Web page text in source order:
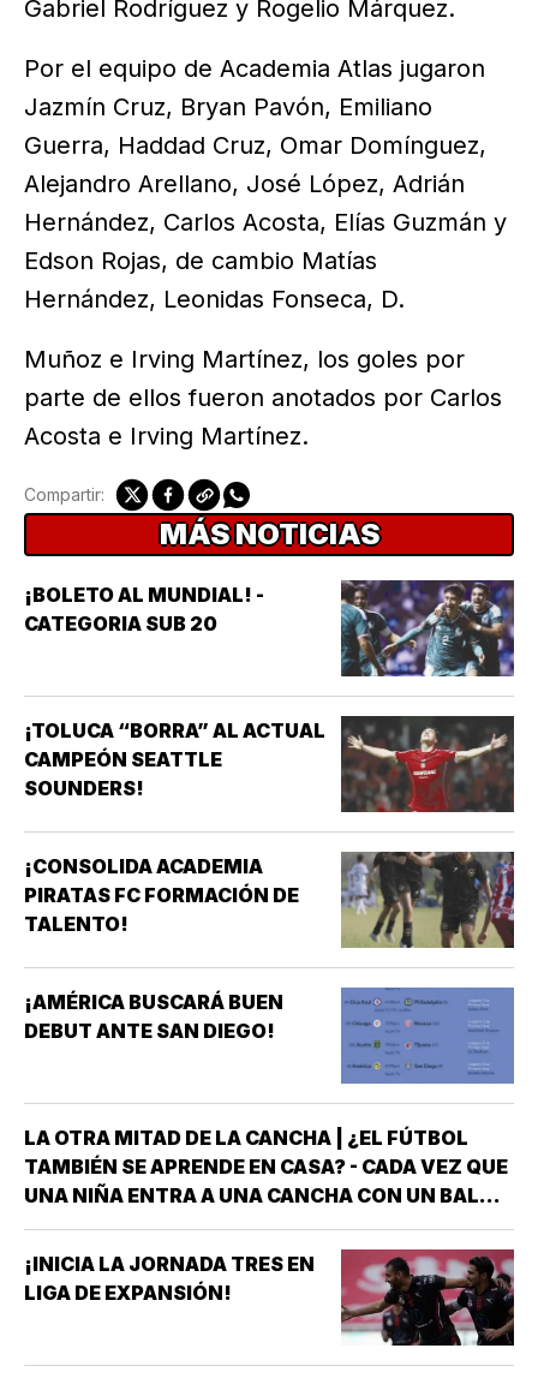
Gabriel Rodríguez y Rogelio Márquez.
Por el equipo de Academia Atlas jugaron
Jazmín Cruz, Bryan Pavón, Emiliano
Guerra, Haddad Cruz, Omar Domínguez,
Alejandro Arellano, José López, Adrián
Hernández, Carlos Acosta, Elías Guzmán y
Edson Rojas, de cambio Matías
Hernández, Leonidas Fonseca, D.
Muñoz e Irving Martínez, los goles por
parte de ellos fueron anotados por Carlos
Acosta e Irving Martínez.
Compartir:
MÁS NOTICIAS
¡BOLETO AL MUNDIAL! -
CATEGORIA SUB 20
¡TOLUCA “BORRA” AL ACTUAL
CAMPEÓN SEATTLE
SOUNDERS!
¡CONSOLIDA ACADEMIA
PIRATAS FC FORMACIÓN DE
TALENTO!
¡AMÉRICA BUSCARÁ BUEN
DEBUT ANTE SAN DIEGO!
LA OTRA MITAD DE LA CANCHA | ¿EL FÚTBOL
TAMBIÉN SE APRENDE EN CASA? - CADA VEZ QUE
UNA NIÑA ENTRA A UNA CANCHA CON UN BALÓN
BAJO EL BRAZO, NO LLEGA SOLA *DETRÁS DE
ELLA SIEMPRE HAY ALGUIEN QUE LA LLEVÓ AL
ENTRENAMIENTO, QUE HIZO EL ESFUERZO…
¡INICIA LA JORNADA TRES EN
LIGA DE EXPANSIÓN!